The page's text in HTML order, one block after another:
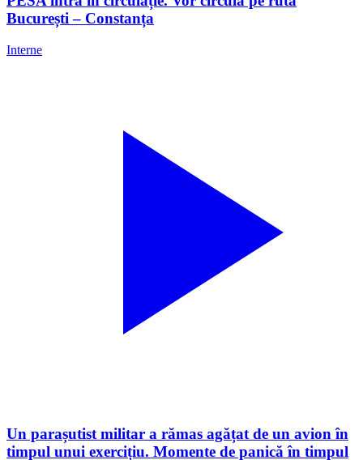
București – Constanța
Interne
Un parașutist militar a rămas agățat de un avion în
timpul unui exercițiu. Momente de panică în timpul